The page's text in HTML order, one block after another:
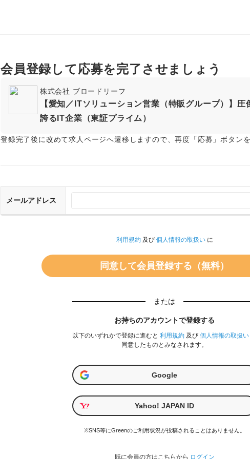
会員登録して応募を完了させましょう
株式会社 ブロードリーフ
【愛知／ITソリューション営業（特販グループ）】圧
誇るIT企業（東証プライム）
登録完了後に改めて求人ページへ遷移しますので、再度「応募」ボタン
メールアドレス
利用規約及び 個人情報の取扱いに
または
お持ちのアカウントで登録する
以下のいずれかで登録に進むと 利用規約 及び 個人情報の取扱い
同意したものとみなされます。
Google
Yahoo! JAPAN ID
※SNS等にGreenのご利用状況が投稿されることはありません。
既に会員の方はこちらから ログイン